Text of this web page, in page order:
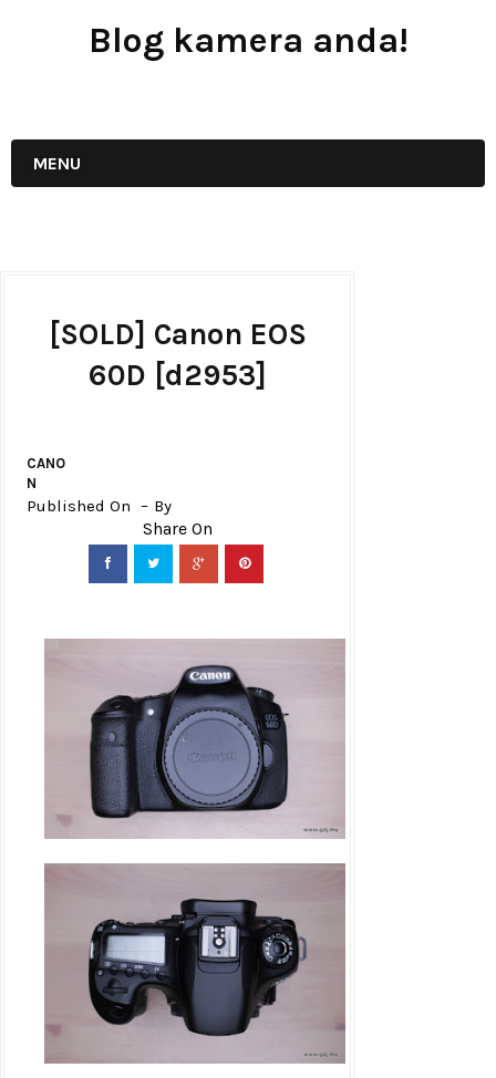
Blog kamera anda!
MENU
[SOLD] Canon EOS
60D [d2953]
CANO
N
Published On By